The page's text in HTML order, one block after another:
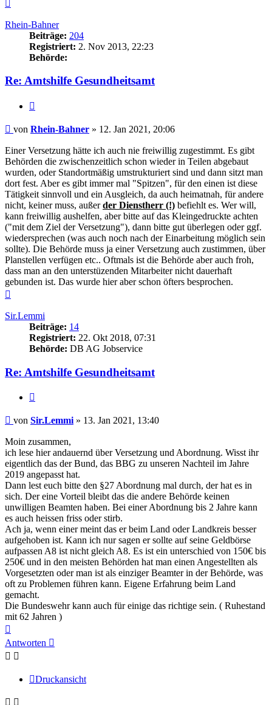
Rhein-Bahner
Beiträge: 204
Registriert: 2. Nov 2013, 22:23
Behörde:
Re: Amtshilfe Gesundheitsamt
Beitrag
von Rhein-Bahner » 12. Jan 2021, 20:06
Einer Versetzung hätte ich auch nie freiwillig zugestimmt. Es gibt
Behörden die zwischenzeitlich schon wieder in Teilen abgebaut
wurden, oder Standortmäßig umstrukturiert sind und dann sitzt man
dort fest. Aber es gibt immer mal "Spitzen", für den einen ist diese
Tätigkeit sinnvoll und ein Ausgleich, da auch heimatnah, für andere
nicht, keiner muss, außerder Dienstherr (!) befiehlt es. Wer will,
kann freiwillig aushelfen, aber bitte auf das Kleingedruckte achten
("mit dem Ziel der Versetzung"), dann bitte gut überlegen oder ggf.
wiedersprechen (was auch noch nach der Einarbeitung möglich sein
sollte). Die Behörde muss ja einer Versetzung auch zustimmen, über
Planstellen verfügen etc.. Oftmals ist die Behörde aber auch froh,
dass man an den unterstüzenden Mitarbeiter nicht dauerhaft
gebunden ist. Das wurde hier aber schon öfters besprochen.
Sir.Lemmi
Beiträge: 14
Registriert: 22. Okt 2018, 07:31
Behörde: DB AG Jobservice
Re: Amtshilfe Gesundheitsamt
Beitrag
von Sir.Lemmi» 13. Jan 2021, 13:40
Moin zusammen,
ich lese hier andauernd über Versetzung und Abordnung. Wisst ihr
eigentlich das der Bund, das BBG zu unseren Nachteil im Jahre
2019 angepasst hat.
Dann lest euch bitte den §27 Abordnung mal durch, der hat es in
sich. Der eine Vorteil bleibt das die andere Behörde keinen
unwilligen Beamten haben. Bei einer Abordnung bis 2 Jahre kann
es auch heissen friss oder stirb.
Ach ja, wenn einer meint das er beim Land oder Landkreis besser
aufgehoben ist. Kann ich nur sagen er sollte auf seine Geldbörse
aufpassen A8 ist nicht gleich A8. Es ist ein unterschied von 150€ bis
250€ und in den meisten Behörden hat man einen Angestellten als
Vorgesetzten oder man ist als einziger Beamter in der Behörde, was
oft zu Problemen führen kann. Eigene Erfahrung beim Land
gemacht.
Die Bundeswehr kann auch für einige das richtige sein. ( Ruhestand
mit 62 Jahren )
oben
Antworten
Druckansicht